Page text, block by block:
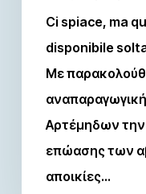
Ci spiace, ma
disponibile
Με
Αρτέμηδων την
επώασης των
αποικίες…